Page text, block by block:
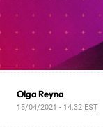
Olga Reyna
15/04/2021 - 14:32 EST